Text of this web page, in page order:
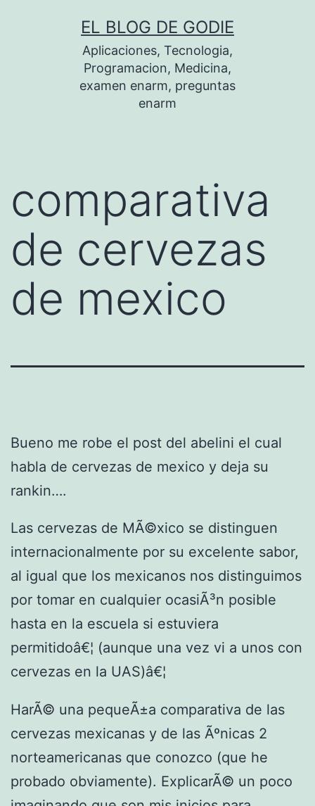
EL BLOG DE GODIE
Aplicaciones, Tecnologia,
Programacion, Medicina,
examen enarm, preguntas
enarm
comparativa
de cervezas
de mexico
Bueno me robe el post del abelini el cual
habla de cervezas de mexico y deja su
rankin….
Las cervezas de MÃ©xico se distinguen
internacionalmente por su excelente sabor,
al igual que los mexicanos nos distinguimos
por tomar en cualquier ocasiÃ³n posible
hasta en la escuela si estuviera
permitidoâ€¦ (aunque una vez vi a unos con
cervezas en la UAS)â€¦
HarÃ© una pequeÃ±a comparativa de las
cervezas mexicanas y de las Ãºnicas 2
norteamericanas que conozco (que he
probado obviamente). ExplicarÃ© un poco